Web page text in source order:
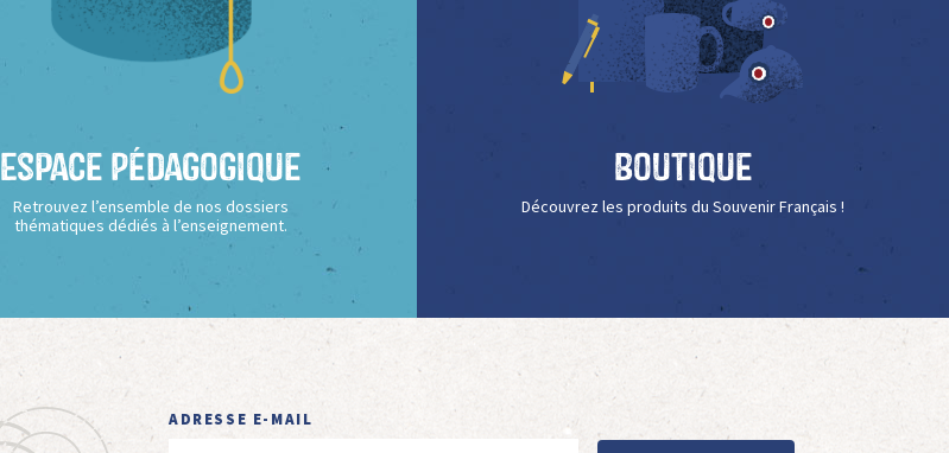
Espace Pédagogique
Retrouvez l’ensemble de nos dossiers
thématiques dédiés à l’enseignement.
Boutique
Découvrez les produits du Souvenir Français !
ADRESSE E-MAIL